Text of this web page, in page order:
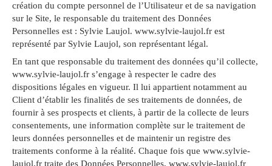
création du compte personnel de l’Utilisateur et de sa navigation
sur le Site, le responsable du traitement des Données
Personnelles est : Sylvie Laujol. www.sylvie-laujol.fr est
représenté par Sylvie Laujol, son représentant légal.
En tant que responsable du traitement des données qu’il collecte,
www.sylvie-laujol.fr s’engage à respecter le cadre des
dispositions légales en vigueur. Il lui appartient notamment au
Client d’établir les finalités de ses traitements de données, de
fournir à ses prospects et clients, à partir de la collecte de leurs
consentements, une information complète sur le traitement de
leurs données personnelles et de maintenir un registre des
traitements conforme à la réalité. Chaque fois que www.sylvie-
laujol.fr traite des Données Personnelles, www.sylvie-laujol.fr